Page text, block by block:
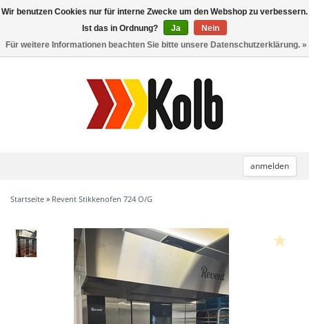
anmelden
Toggle
Startseite » Revent Stikkenofen 724 O/G
Wir benutzen Cookies nur für interne Zwecke um den Webshop zu verbessern.
Ist das in Ordnung?
Ja
Nein
Für weitere Informationen beachten Sie bitte unsere Datenschutzerklärung. »